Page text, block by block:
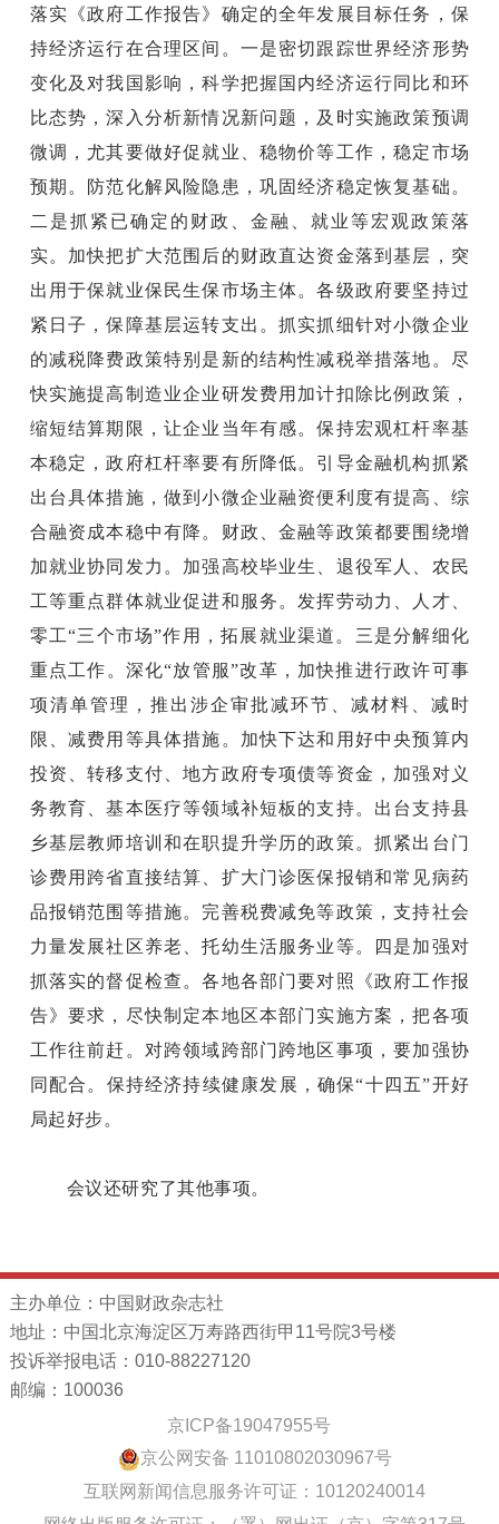
落实《政府工作报告》确定的全年发展目标任务，保
持经济运行在合理区间。一是密切跟踪世界经济形势
变化及对我国影响，科学把握国内经济运行同比和环
比态势，深入分析新情况新问题，及时实施政策预调
微调，尤其要做好促就业、稳物价等工作，稳定市场
预期。防范化解风险隐患，巩固经济稳定恢复基础。
二是抓紧已确定的财政、金融、就业等宏观政策落
实。加快把扩大范围后的财政直达资金落到基层，突
出用于保就业保民生保市场主体。各级政府要坚持过
紧日子，保障基层运转支出。抓实抓细针对小微企业
的减税降费政策特别是新的结构性减税举措落地。尽
快实施提高制造业企业研发费用加计扣除比例政策，
缩短结算期限，让企业当年有感。保持宏观杠杆率基
本稳定，政府杠杆率要有所降低。引导金融机构抓紧
出台具体措施，做到小微企业融资便利度有提高、综
合融资成本稳中有降。财政、金融等政策都要围绕增
加就业协同发力。加强高校毕业生、退役军人、农民
工等重点群体就业促进和服务。发挥劳动力、人才、
零工“三个市场”作用，拓展就业渠道。三是分解细化
重点工作。深化“放管服”改革，加快推进行政许可事
项清单管理，推出涉企审批减环节、减材料、减时
限、减费用等具体措施。加快下达和用好中央预算内
投资、转移支付、地方政府专项债等资金，加强对义
务教育、基本医疗等领域补短板的支持。出台支持县
乡基层教师培训和在职提升学历的政策。抓紧出台门
诊费用跨省直接结算、扩大门诊医保报销和常见病药
品报销范围等措施。完善税费减免等政策，支持社会
力量发展社区养老、托幼生活服务业等。四是加强对
抓落实的督促检查。各地各部门要对照《政府工作报
告》要求，尽快制定本地区本部门实施方案，把各项
工作往前赶。对跨领域跨部门跨地区事项，要加强协
同配合。保持经济持续健康发展，确保“十四五”开好
局起好步。
会议还研究了其他事项。
主办单位：中国财政杂志社
地址：中国北京海淀区万寿路西街甲11号院3号楼
投诉举报电话：010-88227120
邮编：100036
京ICP备19047955号
京公网安备 11010802030967号
互联网新闻信息服务许可证：10120240014